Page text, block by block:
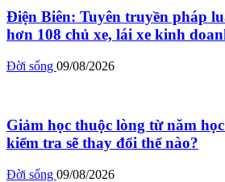
Điện Biên: Tuyên truyền pháp
hơn 108 chủ xe, lái xe kinh
Đời sống 09/08/2026
Giảm học thuộc lòng từ năm
kiểm tra sẽ thay đổi thế nào?
Đời sống 09/08/2026